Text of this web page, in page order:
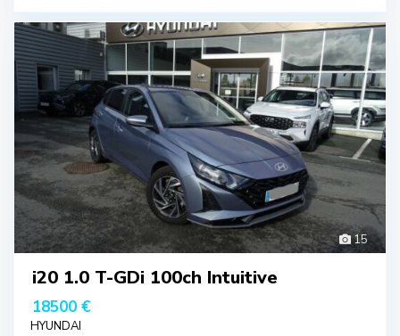
15
i20 1.0 T-GDi 100ch Intuitive
18500 €
HYUNDAI